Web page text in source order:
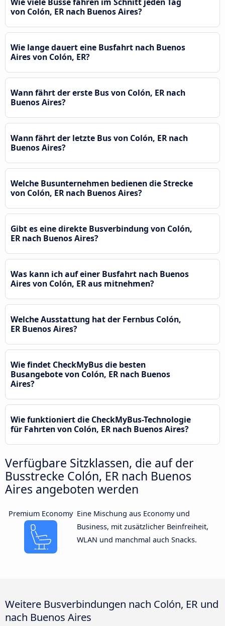
von Colón, ER nach Buenos Aires?
Wie lange dauert eine Busfahrt nach Buenos
Aires von Colón, ER?
Wann fährt der erste Bus von Colón, ER nach
Buenos Aires?
Wann fährt der letzte Bus von Colón, ER nach
Buenos Aires?
Welche Busunternehmen bedienen die Strecke
von Colón, ER nach Buenos Aires?
Gibt es eine direkte Busverbindung von Colón,
ER nach Buenos Aires?
Was kann ich auf einer Busfahrt nach Buenos
Aires von Colón, ER aus mitnehmen?
Welche Ausstattung hat der Fernbus Colón,
ER Buenos Aires?
Wie findet CheckMyBus die besten
Busangebote von Colón, ER nach Buenos
Aires?
Wie funktioniert die CheckMyBus-Technologie
für Fahrten von Colón, ER nach Buenos Aires?
Verfügbare Sitzklassen, die auf der
Busstrecke Colón, ER nach Buenos
Aires angeboten werden
Premium Economy Eine Mischung aus Economy und
Business, mit zusätzlicher Beinfreiheit,
WLAN und manchmal auch Snacks.
Weitere Busverbindungen nach Colón, ER und
nach Buenos Aires